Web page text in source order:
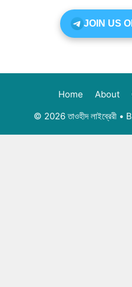
JOIN US
Home About
© 2026 তাওহীদ লাইব্রেরী •